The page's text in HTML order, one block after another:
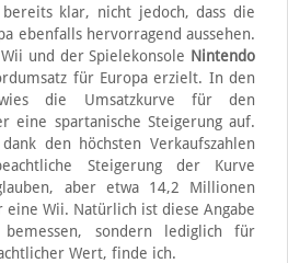
klar, nicht jedoch, dass die
ebenfalls hervorragend aussehen.
und der Spielekonsole Nintendo
für Europa erzielt. In den
wies die Umsatzkurve für den
eine spartanische Steigerung auf.
den höchsten Verkaufszahlen
Steigerung der Kurve
aber etwa 14,2 Millionen
eine Wii. Natürlich ist diese Angabe
sondern lediglich für
Wert, finde ich.